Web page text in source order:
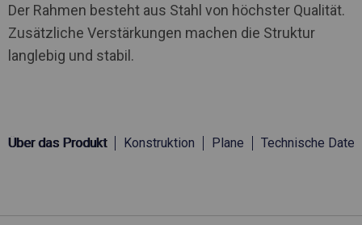
Der Rahmen besteht aus Stahl von höchster Qualität.
Zusätzliche Verstärkungen machen die Struktur
langlebig und stabil.
Über das Produkt Konstruktion Plane Technische Daten